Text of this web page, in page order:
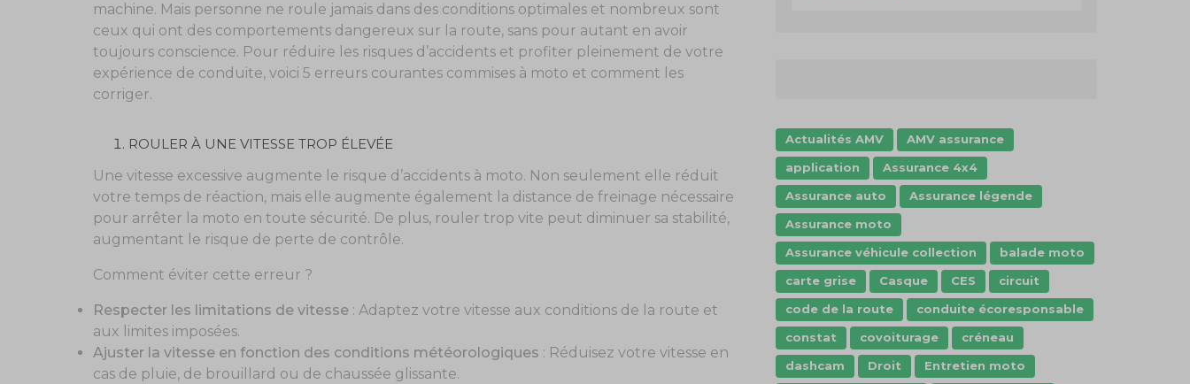
machine. Mais personne ne roule jamais dans des conditions optimales et nombreux sont
ceux qui ont des comportements dangereux sur la route, sans pour autant en avoir
toujours conscience. Pour réduire les risques d’accidents et profiter pleinement de votre
expérience de conduite, voici 5 erreurs courantes commises à moto et comment les
corriger.
ROULER À UNE VITESSE TROP ÉLEVÉE
Une vitesse excessive augmente le risque d’accidents à moto. Non seulement elle réduit
votre temps de réaction, mais elle augmente également la distance de freinage nécessaire
pour arrêter la moto en toute sécurité. De plus, rouler trop vite peut diminuer sa stabilité,
augmentant le risque de perte de contrôle.
Comment éviter cette erreur ?
Respecter les limitations de vitesse: Adaptez votre vitesse aux conditions de la route et
aux limites imposées.
Ajuster la vitesse en fonction des conditions météorologiques : Réduisez votre vitesse en
cas de pluie, de brouillard ou de chaussée glissante.
Actualités AMV
AMV assurance
application
Assurance 4x4
Assurance auto
Assurance légende
Assurance moto
Assurance véhicule collection
balade moto
carte grise
Casque CES
circuit
code de la route
conduite écoresponsable
constat
covoiturage
créneau
dashcam
Droit
Entretien moto